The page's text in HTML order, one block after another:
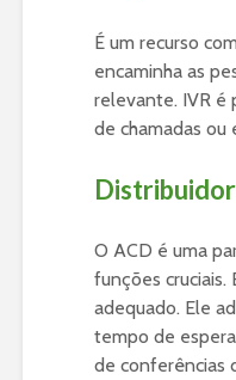
É um recurso
encaminha as
relevante. IVR é
de chamadas ou
O ACD é uma
funções cruciais.
adequado. Ele
tempo de
de conferências